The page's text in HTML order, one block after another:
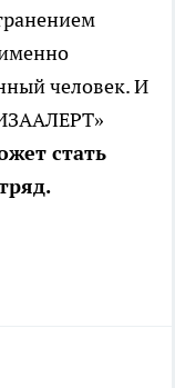
человек. И
стать